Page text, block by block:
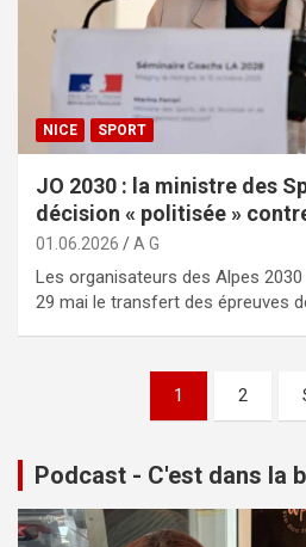
NICE SPORT
JO 2030 : la ministre des
décision « politisée »
01.06.2026 A G
Les organisateurs des Alpes
29 mai le transfert des épreuves
publications
1 2
Podcast - C'est dans la